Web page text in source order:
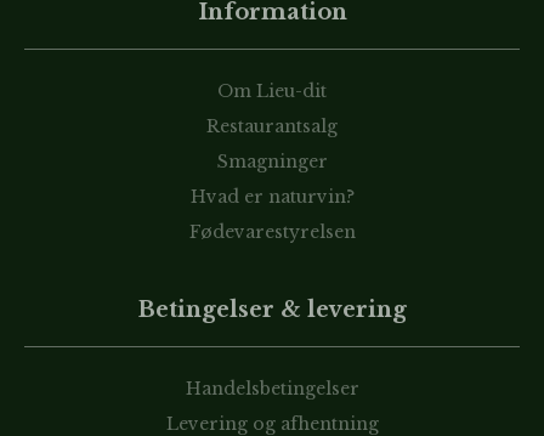
Information
Om Lieu-dit
Restaurantsalg
Smagninger
Hvad er naturvin?
Fødevarestyrelsen
Betingelser & levering
Handelsbetingelser
Levering og afhentning